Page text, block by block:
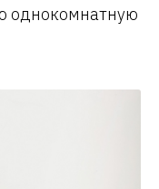
однокомнатную